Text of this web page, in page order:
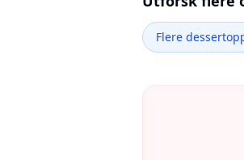
Flere